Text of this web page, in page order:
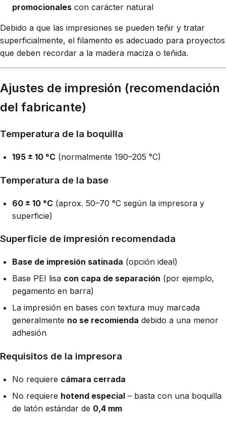
promocionales con carácter natural
Debido a que las impresiones se pueden teñir y tratar
superficialmente, el filamento es adecuado para proyectos
que deben recordar a la madera maciza o teñida.
Ajustes de impresión (recomendación
del fabricante)
Temperatura de la boquilla
195 ± 10 °C (normalmente 190–205 °C)
Temperatura de la base
60 ± 10 °C (aprox. 50–70 °C según la impresora y
superficie)
Superficie de impresión recomendada
Base de impresión satinada (opción ideal)
Base PEI lisa con capa de separación (por ejemplo,
pegamento en barra)
La impresión en bases con textura muy marcada
generalmente no se recomienda debido a una menor
adhesión
Requisitos de la impresora
No requiere cámara cerrada
No requiere hotend especial – basta con una boquilla
de latón estándar de 0,4 mm